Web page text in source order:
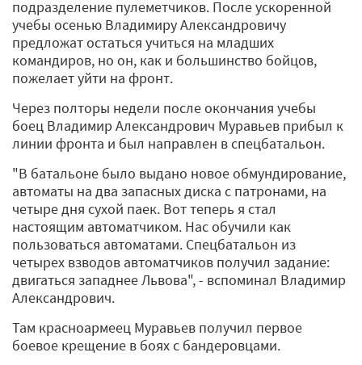
подразделение пулеметчиков. После ускоренной
учебы осенью Владимиру Александровичу
предложат остаться учиться на младших
командиров, но он, как и большинство бойцов,
пожелает уйти на фронт.
Через полторы недели после окончания учебы
боец Владимир Александрович Муравьев прибыл к
линии фронта и был направлен в спецбатальон.
"В батальоне было выдано новое обмундирование,
автоматы на два запасных диска с патронами, на
четыре дня сухой паек. Вот теперь я стал
настоящим автоматчиком. Нас обучили как
пользоваться автоматами. Спецбатальон из
четырех взводов автоматчиков получил задание:
двигаться западнее Львова", - вспоминал Владимир
Александрович.
Там красноармеец Муравьев получил первое
боевое крещение в боях с бандеровцами.